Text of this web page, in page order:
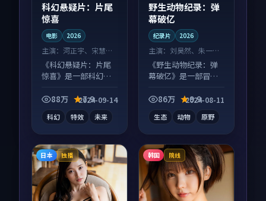
科幻悬疑片：片尾
惊喜
电影 2026
主演： 河正宇、宋慧乔
等
《科幻悬疑片：片尾
惊喜》是一部科幻向
发酵，适合周末一口
88万 7.9
2024-09-14
科幻 特效 未来
野生动物纪录：弹
幕破亿
纪录片 2026
主演： 刘昊然、朱一龙
等
《野生动物纪录：弹
幕破亿》是一部冒险
紧凑信息量大，适合
86万 9.9
2024-08-11
生态 动物 原野
日本 独播 韩国 院线